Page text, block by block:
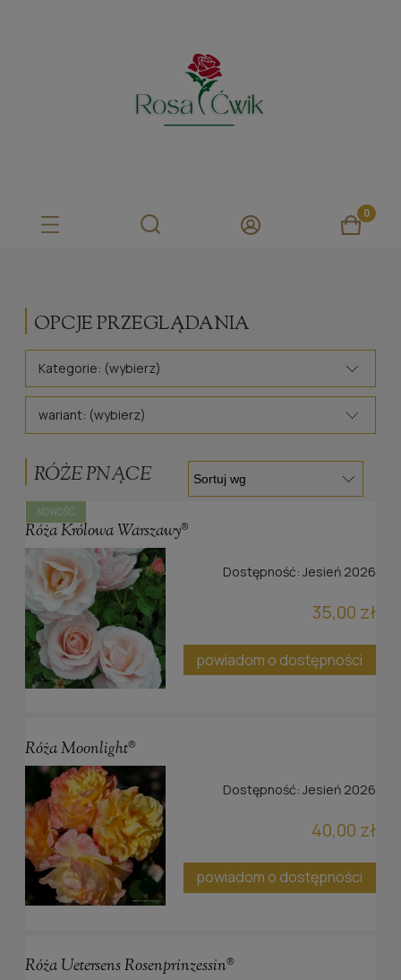
OPCJE PRZEGLĄDANIA
Kategorie: (wybierz)
wariant: (wybierz)
RÓŻE PNĄCE
Róża Królowa Warszawy®
Dostępność: Jesień 2026
35,00 zł
powiadom o dostępności
NOWOŚĆ
Róża Moonlight®
Dostępność: Jesień 2026
40,00 zł
powiadom o dostępności
Róża Uetersens Rosenprinzessin®